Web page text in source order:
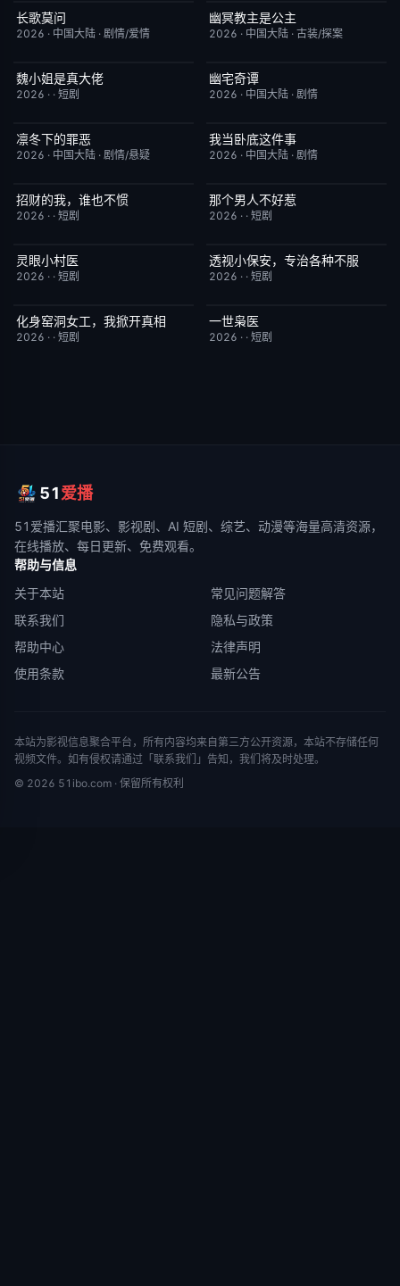
已完结
长歌莫问
2026 · 中国大陆 · 剧情/爱情
已完结
幽冥教主是公主
2026 · 中国大陆 · 古装/探案
完结
魏小姐是真大佬
2026 · · 短剧
完结
幽宅奇谭
2026 · 中国大陆 · 剧情
完结
凛冬下的罪恶
2026 · 中国大陆 · 剧情/悬疑
已完结
我当卧底这件事
2026 · 中国大陆 · 剧情
完结
招财的我，谁也不惯
2026 · · 短剧
完结
那个男人不好惹
2026 · · 短剧
完结
灵眼小村医
2026 · · 短剧
完结
透视小保安，专治各种不服
2026 · · 短剧
完结
化身窑洞女工，我掀开真相
2026 · · 短剧
完结
一世枭医
2026 · · 短剧
51爱播
51爱播汇聚电影、影视剧、AI 短剧、综艺、动漫等海量高清资源，
在线播放、每日更新、免费观看。
帮助与信息
关于本站
常见问题解答
联系我们
隐私与政策
帮助中心
法律声明
使用条款
最新公告
本站为影视信息聚合平台，所有内容均来自第三方公开资源，本站不存储任何
视频文件。如有侵权请通过「联系我们」告知，我们将及时处理。
© 2026 51ibo.com · 保留所有权利